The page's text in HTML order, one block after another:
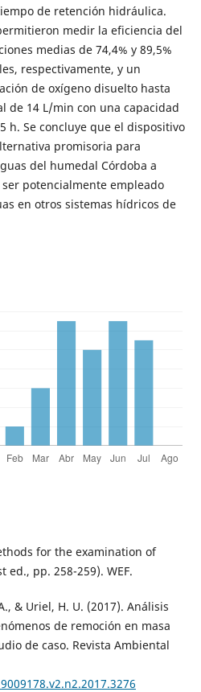
de retención hidráulica.
medir la eficiencia del
medias de 74,4% y 89,5%
respectivamente, y un
de oxígeno disuelto hasta
de 14 L/min con una capacidad
h. Se concluye que el dispositivo
promisoria para
del humedal Córdoba a
potencialmente empleado
en otros sistemas hídricos de
for the examination of
pp. 258-259). WEF.
& Uriel, H. U. (2017). Análisis
de remoción en masa
de caso. Revista Ambiental